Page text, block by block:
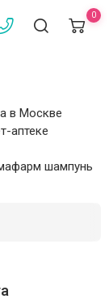
0
в Москве
аптеке
шампунь